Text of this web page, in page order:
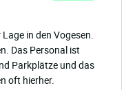
in den Vogesen.
Das Personal ist
Parkplätze und das
oft hierher.